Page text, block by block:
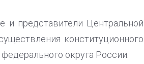
и представители Центральной
конституционного
округа России.